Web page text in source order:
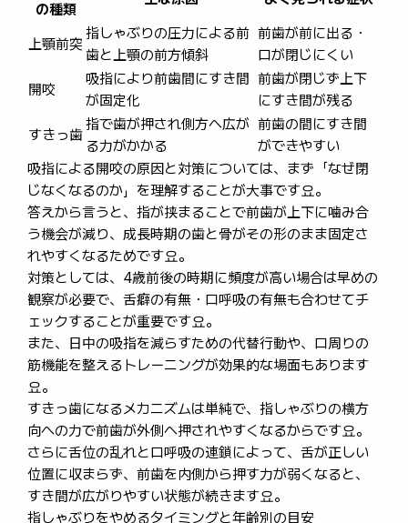
の種類
上顎前突
指しゃぶりの圧力による前
歯と上顎の前方傾斜
前歯が前に出る・
口が閉じにくい
開咬
吸指により前歯間にすき間
が固定化
前歯が閉じず上下
にすき間が残る
すきっ歯
指で歯が押され側方へ広が
る力がかかる
前歯の間にすき間
ができやすい
吸指による開咬の原因と対策については、まず「なぜ閉
じなくなるのか」を理解することが大事です요。
答えから言うと、指が挟まることで前歯が上下に噛み合
う機会が減り、成長時期の歯と骨がその形のまま固定さ
れやすくなるためです요。
対策としては、4歳前後の時期に頻度が高い場合は早めの
観察が必要で、舌癖の有無・口呼吸の有無も合わせてチ
ェックすることが重要です요。
また、日中の吸指を減らすための代替行動や、口周りの
筋機能を整えるトレーニングが効果的な場面もあります
요。
すきっ歯になるメカニズムは単純で、指しゃぶりの横方
向への力で前歯が外側へ押されやすくなるからです요。
さらに舌位の乱れと口呼吸の連鎖によって、舌が正しい
位置に収まらず、前歯を内側から押す力が弱くなると、
すき間が広がりやすい状態が続きます요。
指しゃぶりをやめるタイミングと年齢別の目安